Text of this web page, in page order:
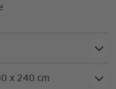
x Hauteur en cm: 200 x 240 cm